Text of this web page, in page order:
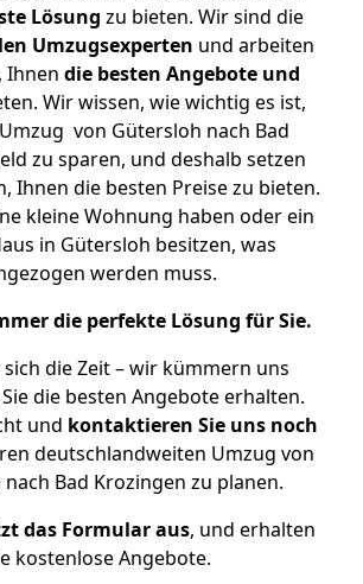
Lösung zu bieten. Wir sind die
Umzugsexperten und arbeiten
Ihnen die besten Angebote und
Wir wissen, wie wichtig es ist,
von Gütersloh nach Bad
zu sparen, und deshalb setzen
Ihnen die besten Preise zu bieten.
kleine Wohnung haben oder ein
in Gütersloh besitzen, was
werden muss.
die perfekte Lösung für Sie.
sich die Zeit – wir kümmern uns
die besten Angebote erhalten.
und kontaktieren Sie uns noch
deutschlandweiten Umzug von
Bad Krozingen zu planen.
das Formular aus, und erhalten
kostenlose Angebote.